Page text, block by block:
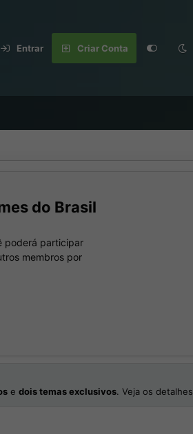
Entrar Criar Conta
do Brasil
poderá participar
membros por
e dois temas exclusivos. Veja os detalhes